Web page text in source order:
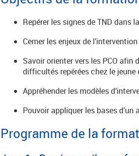
Repérer les signes de TND dans
Cerner les enjeux de
Savoir orienter vers les PCO
difficultés repérées chez le
Appréhender les modèles
Pouvoir appliquer les bases
Programme de la